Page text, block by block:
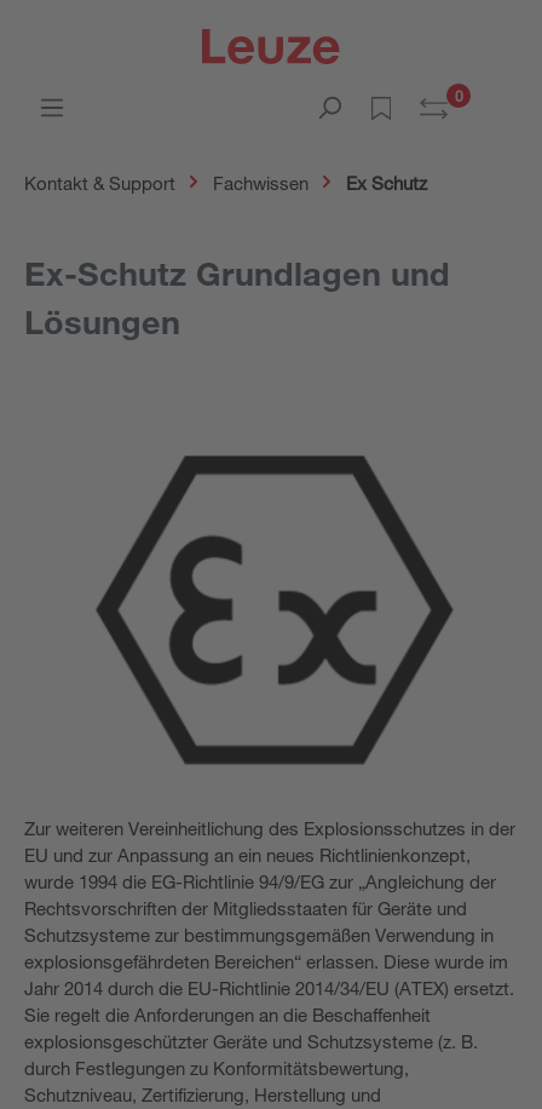
0
Kontakt & Support Fachwissen Ex Schutz
Ex-Schutz Grundlagen und
Lösungen
Zur weiteren Vereinheitlichung des Explosionsschutzes in der
EU und zur Anpassung an ein neues Richtlinienkonzept,
wurde 1994 die EG-Richtlinie 94/9/EG zur „Angleichung der
Rechtsvorschriften der Mitgliedsstaaten für Geräte und
Schutzsysteme zur bestimmungsgemäßen Verwendung in
explosionsgefährdeten Bereichen“ erlassen. Diese wurde im
Jahr 2014 durch die EU-Richtlinie 2014/34/EU (ATEX) ersetzt.
Sie regelt die Anforderungen an die Beschaffenheit
explosionsgeschützter Geräte und Schutzsysteme (z. B.
durch Festlegungen zu Konformitätsbewertung,
Schutzniveau, Zertifizierung, Herstellung und